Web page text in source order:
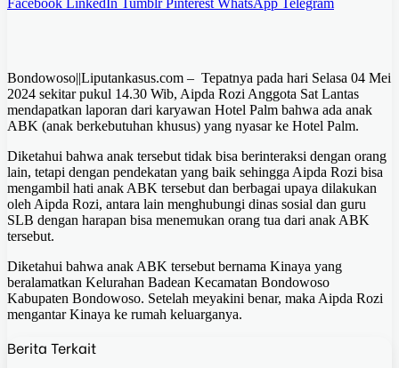
Facebook LinkedIn Tumblr Pinterest WhatsApp Telegram
Bondowoso||Liputankasus.com – Tepatnya pada hari Selasa 04 Mei
2024 sekitar pukul 14.30 Wib, Aipda Rozi Anggota Sat Lantas
mendapatkan laporan dari karyawan Hotel Palm bahwa ada anak
ABK (anak berkebutuhan khusus) yang nyasar ke Hotel Palm.
Diketahui bahwa anak tersebut tidak bisa berinteraksi dengan orang
lain, tetapi dengan pendekatan yang baik sehingga Aipda Rozi bisa
mengambil hati anak ABK tersebut dan berbagai upaya dilakukan
oleh Aipda Rozi, antara lain menghubungi dinas sosial dan guru
SLB dengan harapan bisa menemukan orang tua dari anak ABK
tersebut.
Diketahui bahwa anak ABK tersebut bernama Kinaya yang
beralamatkan Kelurahan Badean Kecamatan Bondowoso
Kabupaten Bondowoso. Setelah meyakini benar, maka Aipda Rozi
mengantar Kinaya ke rumah keluarganya.
Berita Terkait